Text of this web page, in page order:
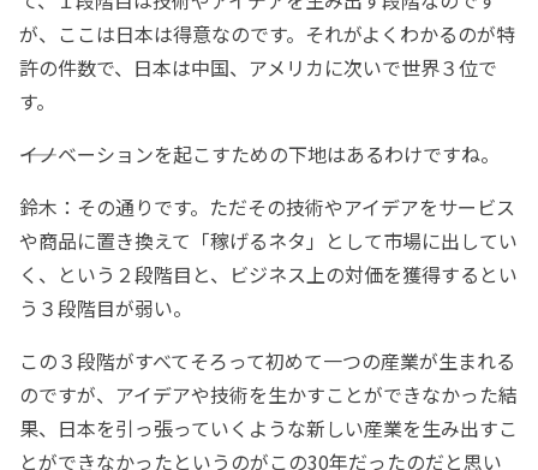
が、ここは日本は得意なのです。それがよくわかるのが特
許の件数で、日本は中国、アメリカに次いで世界３位で
す。
――イノベーションを起こすための下地はあるわけですね。
鈴木：その通りです。ただその技術やアイデアをサービス
や商品に置き換えて「稼げるネタ」として市場に出してい
く、という２段階目と、ビジネス上の対価を獲得するとい
う３段階目が弱い。
この３段階がすべてそろって初めて一つの産業が生まれる
のですが、アイデアや技術を生かすことができなかった結
果、日本を引っ張っていくような新しい産業を生み出すこ
とができなかったというのがこの30年だったのだと思い